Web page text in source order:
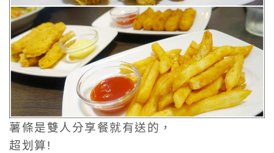
薯條是雙人分享餐就有送的，
超划算!